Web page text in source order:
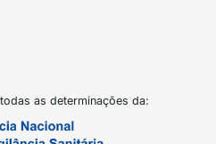
as determinações da: